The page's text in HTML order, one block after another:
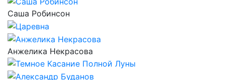
Саша Робинсон
Анжелика Некрасова